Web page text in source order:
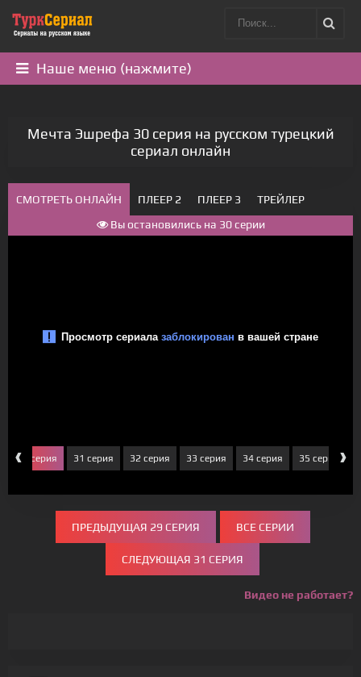
Наше меню (нажмите)
Мечта Эшрефа 30 серия на русском турецкий
сериал онлайн
СМОТРЕТЬ ОНЛАЙН ПЛЕЕР 2 ПЛЕЕР 3
ТРЕЙЛЕР
Вы остановились на 30 серии
‹30 серия 31 серия 32 серия 33 серия 34 серия 35 серия ›
ПРЕДЫДУЩАЯ 29 СЕРИЯ ВСЕ СЕРИИ
СЛЕДУЮЩАЯ 31 СЕРИЯ
Видео не работает?